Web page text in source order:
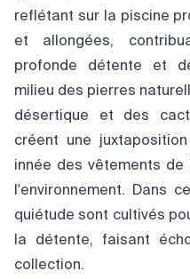
reflétant sur la piscine
et allongées,
profonde détente et
milieu des pierres
désertique et des
créent une
innée des vêtements
l'environnement. Dans
quiétude sont cultivés
la détente, faisant
collection.